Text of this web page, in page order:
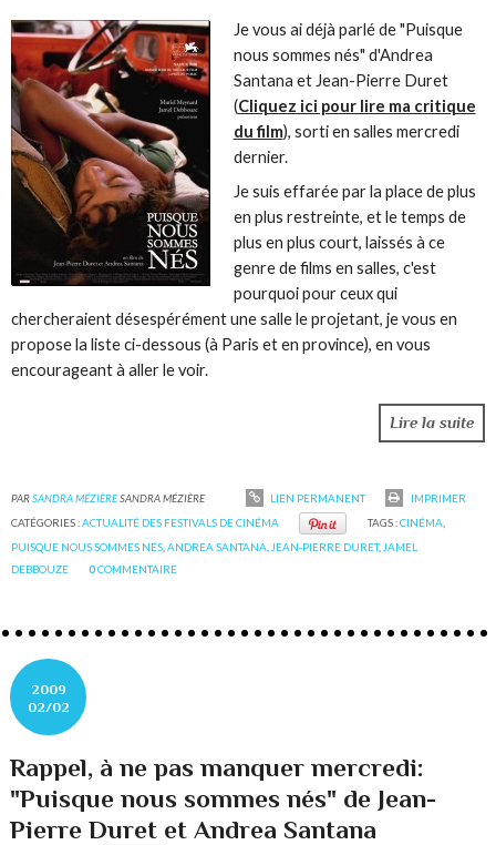
Je vous ai déjà parlé de "Puisque
nous sommes nés" d'Andrea
Santana et Jean-Pierre Duret
(Cliquez ici pour lire ma critique
du film), sorti en salles mercredi
dernier.
Je suis effarée par la place de plus
en plus restreinte, et le temps de
plus en plus court, laissés à ce
genre de films en salles, c'est
pourquoi pour ceux qui
chercheraient désespérément une salle le projetant, je vous en
propose la liste ci-dessous (à Paris et en province), en vous
encourageant à aller le voir.
Lire la suite
PARSANDRA MÉZIÈRESANDRA MÉZIÈRE LIEN PERMANENT
IMPRIMER
CATÉGORIES :ACTUALITÉ DES FESTIVALS DE CINÉMA TAGS :CINÉMA
PUISQUE NOUS SOMMES NÉS ,ANDREA SANTANA JEAN-PIERRE DURET, JAMEL
DEBBOUZE
0COMMENTAIRE
2009
02/02
Rappel, à ne pas manquer mercredi:
"Puisque nous sommes nés" de Jean-
Pierre Duret et Andrea Santana